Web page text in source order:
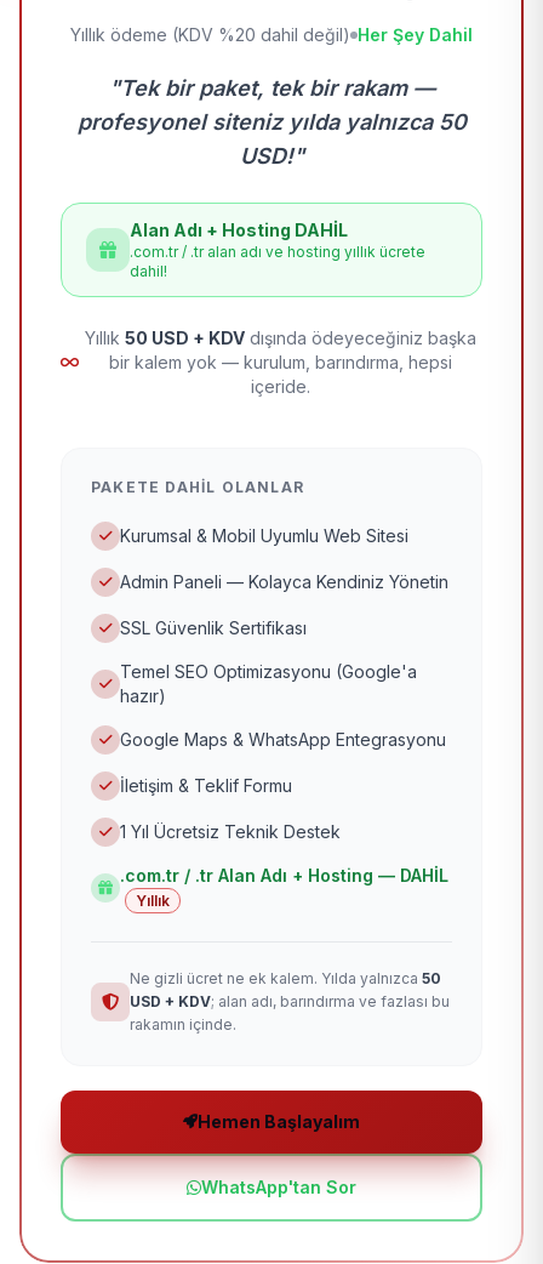
Yıllık ödeme (KDV %20 dahil değil) Her Şey Dahil
"Tek bir paket, tek bir rakam —
profesyonel siteniz yılda yalnızca 50
USD!"
Alan Adı + Hosting DAHİL
.com.tr / .tr alan adı ve hosting yıllık ücrete
dahil!
Yıllık 50 USD + KDV dışında ödeyeceğiniz başka
bir kalem yok — kurulum, barındırma, hepsi
içeride.
PAKETE DAHIL OLANLAR
Kurumsal & Mobil Uyumlu Web Sitesi
Admin Paneli — Kolayca Kendiniz Yönetin
SSL Güvenlik Sertifikası
Temel SEO Optimizasyonu (Google'a
hazır)
Google Maps & WhatsApp Entegrasyonu
İletişim & Teklif Formu
1 Yıl Ücretsiz Teknik Destek
.com.tr / .tr Alan Adı + Hosting — DAHİL
Yıllık
Ne gizli ücret ne ek kalem. Yılda yalnızca 50
USD + KDV; alan adı, barındırma ve fazlası bu
rakamın içinde.
Hemen Başlayalım
WhatsApp'tan Sor